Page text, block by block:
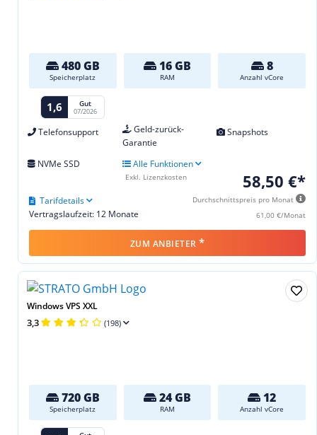
480 GB
Speicherplatz
16 GB
RAM
8
Anzahl vCore
1,6 Gut
07/2026
Telefonsupport
Geld-zurück-
Garantie
Snapshots
NVMe SSD Alle Funktionen
58,50 €*
Durchschnittspreis pro Monat
61,00 €/Monat
Vertragslaufzeit: 12 Monate
Tarifdetails
Exkl. Lizenzkosten
ZUM ANBIETER *
Windows VPS XXL
3,3 (198)
720 GB
Speicherplatz
24 GB
RAM
12
Anzahl vCore